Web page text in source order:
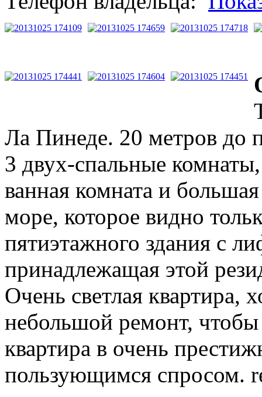
Ла Пинеде. 20 метров до
3 двух-спальные
ванная комната и
море, которое видно
пятиэтажного здания с
принадлежащая этой
Очень светлая квартира,
небольшой ремонт, чтобы
квартира в очень
пользующимся спросом.